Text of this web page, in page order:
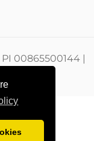
00865500144 |